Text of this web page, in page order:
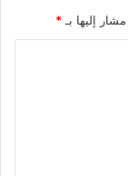
إليها بـ *